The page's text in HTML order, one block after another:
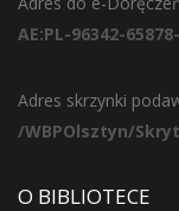
AE:PL-96342-
Adres skrzynki
/WBPOlsztyn/
O BIBLIOTECE